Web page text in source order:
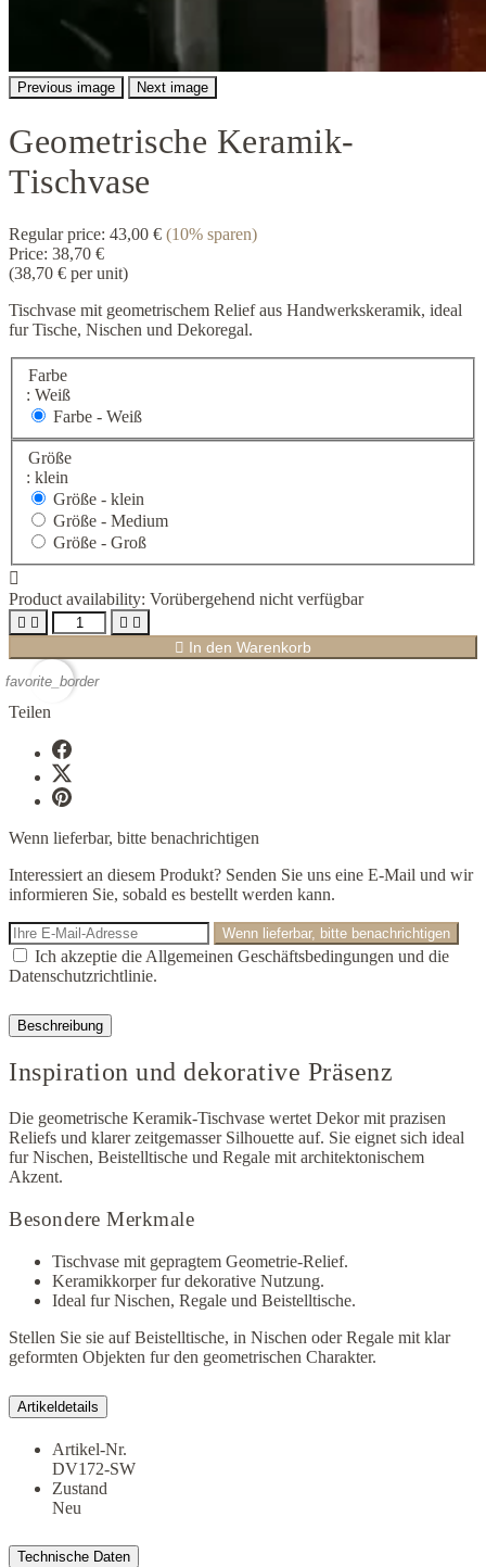
Previous image Next image
Geometrische Keramik-
Tischvase
Regular price: 43,00 € (10% sparen)
Price: 38,70 €
(38,70 € per unit)
Tischvase mit geometrischem Relief aus Handwerkskeramik, ideal
fur Tische, Nischen und Dekoregal.
Farbe
: Weiß
Farbe - Weiß
Größe
: klein
Größe - klein
Größe - Medium
Größe - Groß

Product availability: Vorübergehend nicht verfügbar
   
 In den Warenkorb
favorite_border
Teilen
Wenn lieferbar, bitte benachrichtigen
Interessiert an diesem Produkt? Senden Sie uns eine E-Mail und wir
informieren Sie, sobald es bestellt werden kann.
Wenn lieferbar, bitte benachrichtigen
Ich akzeptie die Allgemeinen Geschäftsbedingungen und die
Datenschutzrichtlinie.
Beschreibung
Inspiration und dekorative Präsenz
Die geometrische Keramik-Tischvase wertet Dekor mit prazisen
Reliefs und klarer zeitgemasser Silhouette auf. Sie eignet sich ideal
fur Nischen, Beistelltische und Regale mit architektonischem
Akzent.
Besondere Merkmale
Tischvase mit gepragtem Geometrie-Relief.
Keramikkorper fur dekorative Nutzung.
Ideal fur Nischen, Regale und Beistelltische.
Stellen Sie sie auf Beistelltische, in Nischen oder Regale mit klar
geformten Objekten fur den geometrischen Charakter.
Artikeldetails
Artikel-Nr.
DV172-SW
Zustand
Neu
Technische Daten